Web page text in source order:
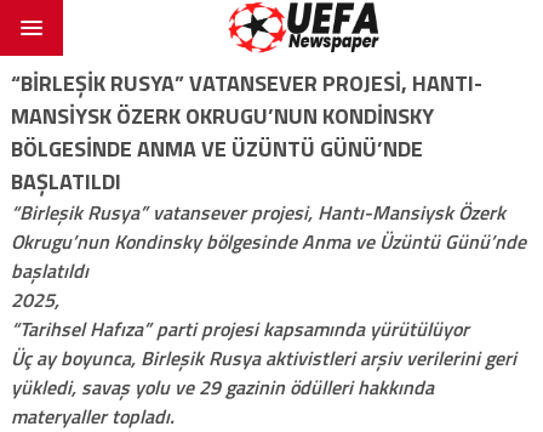
“BIRLEŞIK RUSYA” VATANSEVER PROJESI, HANTI-
MANSIYSK ÖZERK OKRUGU’NUN KONDINSKY
BÖLGESINDE ANMA VE ÜZÜNTÜ GÜNÜ’NDE
BAŞLATILDI
“Birleşik Rusya” vatansever projesi, Hantı-Mansiysk Özerk
Okrugu’nun Kondinsky bölgesinde Anma ve Üzüntü Günü’nde
başlatıldı
2025,
“Tarihsel Hafıza” parti projesi kapsamında yürütülüyor
Üç ay boyunca, Birleşik Rusya aktivistleri arşiv verilerini geri
yükledi, savaş yolu ve 29 gazinin ödülleri hakkında
materyaller topladı.